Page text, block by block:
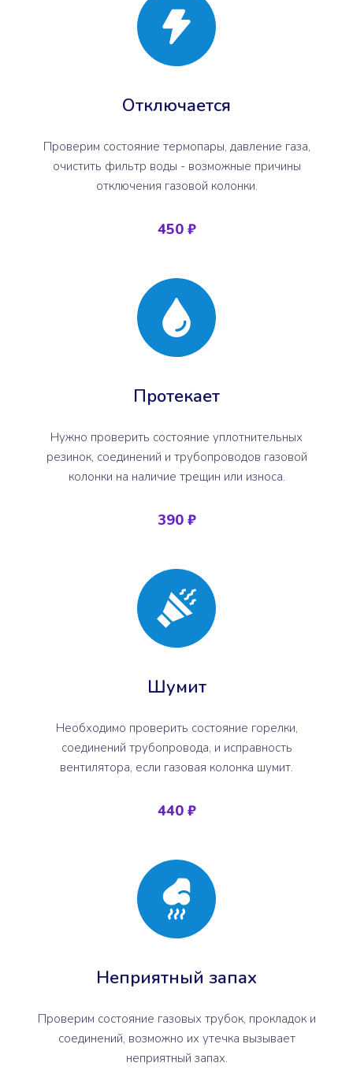
Отключается
Проверим состояние термопары, давление газа,
очистить фильтр воды - возможные причины
отключения газовой колонки.
450 ₽
Протекает
Нужно проверить состояние уплотнительных
резинок, соединений и трубопроводов газовой
колонки на наличие трещин или износа.
390 ₽
Шумит
Необходимо проверить состояние горелки,
соединений трубопровода, и исправность
вентилятора, если газовая колонка шумит.
440 ₽
Неприятный запах
Проверим состояние газовых трубок, прокладок и
соединений, возможно их утечка вызывает
неприятный запах.